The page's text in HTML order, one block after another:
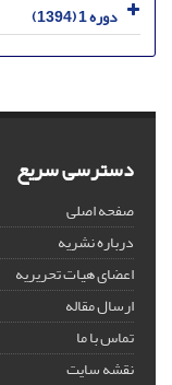
دوره 1 (1394)
دسترسی سریع
صفحه اصلی
درباره نشریه
اعضای هیات تحریریه
ارسال مقاله
تماس با ما
نقشه سایت